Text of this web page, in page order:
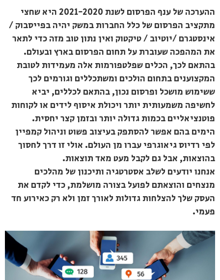
ההערכה של ענף הפרסום לשנת 2021-2020 היא שחצי
מתקציב הפרסום של כלל החברות במשק יהיה בפייסבוק /
אינסטגרם /יוטיוב / טיקטוק ואין נתון טוב מזה כדי לתאר
את המהפכה שעוברת על תחום הפרסום בארץ ובעולם.
בהתאם לכך, הכלים שפלטפורמות אלה מעמידות לטובת
המקצוענים בתחום הולכים ומשתכללים וגורמים לכך
ששימוש מושכל ופרסום נכון, בהתאם לכללים, יביא
לחשיפה משמעותית יותר ויכולת איסוף לידים או לקוחות
פוטנציאליים בכמות גדולה יותר ובזמן קצר יחסית.
הימים בהם אפשר להסתפק בעיצוב פשוט וניהול קמפיין
לפי רדיוס גיאוגרפי עברו מן העולם. אולי זו דרך לחסוך
בהוצאות, אבל גם לקבל מעט מאד תוצאות.
אנחנו יודעים לשלב אסטרטגיה ותיכנון של מהלכים
מנצחים והוצאתם לפועל בצורה מושלמת, כדי לקדם את
העסק שלך להצלחות גדולות לאורך זמן ולא רק כאירוע חד
פעמי.